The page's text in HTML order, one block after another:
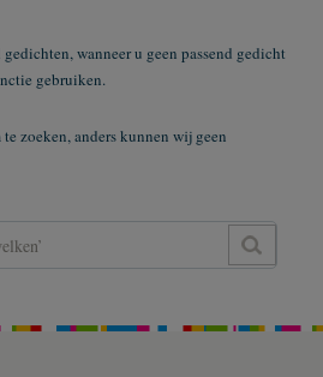
wanneer u geen passend gedicht
gebruiken.
te zoeken, anders kunnen wij geen